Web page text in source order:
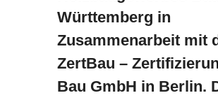
Württemberg in
Zusammenarbeit mit
ZertBau –
Bau GmbH in Berlin.